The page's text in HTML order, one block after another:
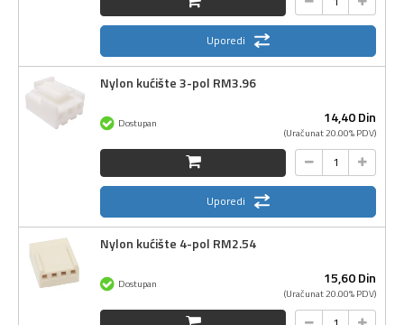
Uporedi
Nylon kućište 3-pol RM3.96
14,40Din
(Uračunat 20.00% PDV)
Dostupan
Uporedi
Nylon kućište 4-pol RM2.54
15,60Din
(Uračunat 20.00% PDV)
Dostupan